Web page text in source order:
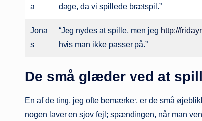
a
dage, da vi spillede brætspil.”
Jona
s
“Jeg nydes at spille, men jeg http://
hvis man ikke passer på.”
De små glæder ved at
En af de ting, jeg ofte bemærker, er de små
nogen laver en sjov fejl; spændingen, når man